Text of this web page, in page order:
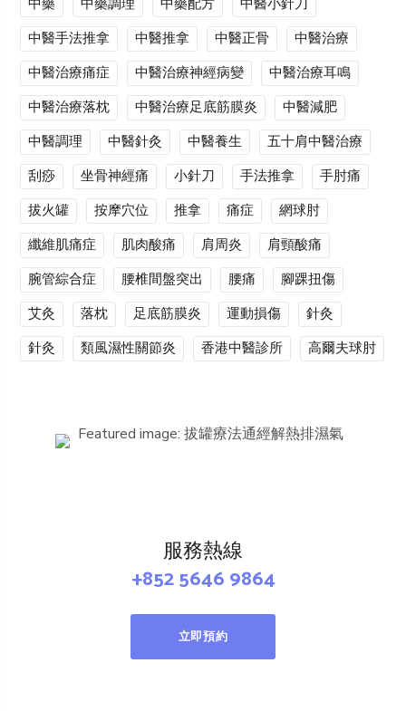
中醫手法推拿
中醫推拿 中醫正骨
中醫治療
中醫治療痛症
中醫治療神經病變
中醫治療耳鳴
中醫治療落枕
中醫治療足底筋膜炎
中醫減肥
中醫調理
中醫針灸 中醫養生
五十肩中醫治療
刮痧
坐骨神經痛 小針刀 手法推拿
手肘痛
拔火罐
按摩穴位 推拿 痛症
網球肘
纖維肌痛症
肌肉酸痛 肩周炎
肩頸酸痛
腕管綜合症
腰椎間盤突出 腰痛
腳踝扭傷
艾灸
落枕 足底筋膜炎 運動損傷
針灸
針灸
類風濕性關節炎 香港中醫診所 高爾夫球肘
服務熱線
+852 5646 9864
立即預約